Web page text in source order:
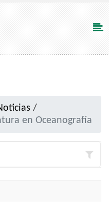
/
en Oceanografía